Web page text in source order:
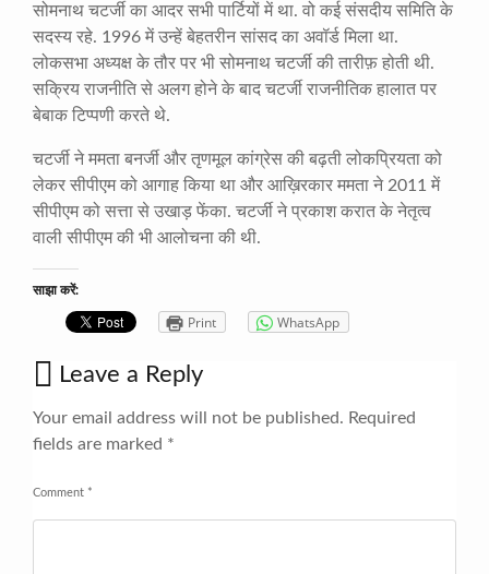
सोमनाथ चटर्जी का आदर सभी पार्टियों में था. वो कई संसदीय समिति के
सदस्य रहे. 1996 में उन्हें बेहतरीन सांसद का अवॉर्ड मिला था.
लोकसभा अध्यक्ष के तौर पर भी सोमनाथ चटर्जी की तारीफ़ होती थी.
सक्रिय राजनीति से अलग होने के बाद चटर्जी राजनीतिक हालात पर
बेबाक टिप्पणी करते थे.
चटर्जी ने ममता बनर्जी और तृणमूल कांग्रेस की बढ़ती लोकप्रियता को
लेकर सीपीएम को आगाह किया था और आख़िरकार ममता ने 2011 में
सीपीएम को सत्ता से उखाड़ फेंका. चटर्जी ने प्रकाश करात के नेतृत्व
वाली सीपीएम की भी आलोचना की थी.
साझा करें:
Print WhatsApp
Leave a Reply
Your email address will not be published. Required
fields are marked *
Comment *